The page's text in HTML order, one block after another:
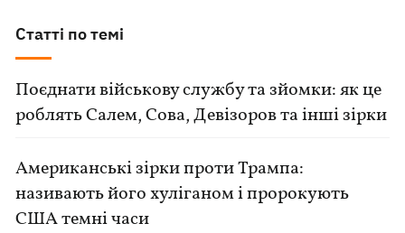
Статті по темі
Поєднати військову службу та зйомки: як це
роблять Салем, Сова, Девізоров та інші зірки
Американські зірки проти Трампа:
називають його хуліганом і пророкують
США темні часи